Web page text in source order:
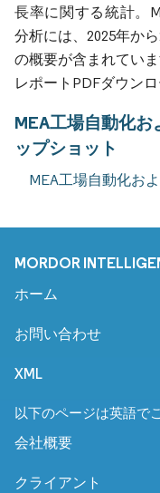
長率に関する統計。
分析には、2025年か
の概要が含まれてい
レポートPDFダウン
MEA工場自動化
ップショット
MEA工場自動化お
MORDOR
ホーム
お問い合わせ
XML
以下のページは英語で
会社概要
クライアント